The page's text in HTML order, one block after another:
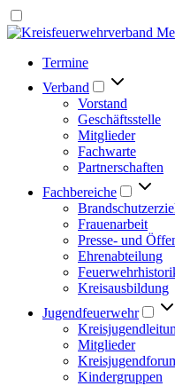
Termine
Verband
Vorstand
Geschäftsstelle
Mitglieder
Fachwarte
Partnerschaften
Fachbereiche
Frauenarbeit
Presse- und
Ehrenabteilung
Kreisausbildung
Jugendfeuerwehr
Mitglieder
Kindergruppen